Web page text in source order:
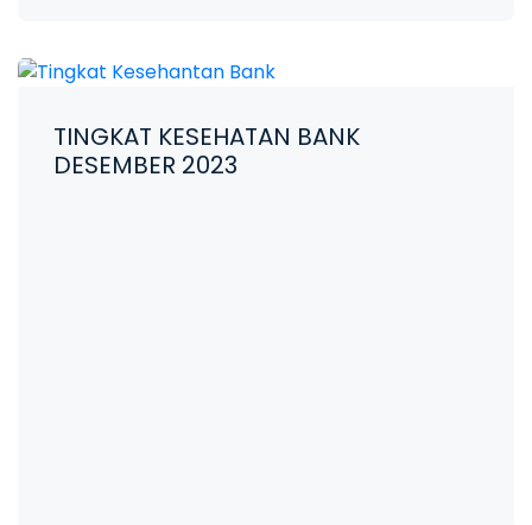
TINGKAT KESEHATAN BANK
DESEMBER 2023